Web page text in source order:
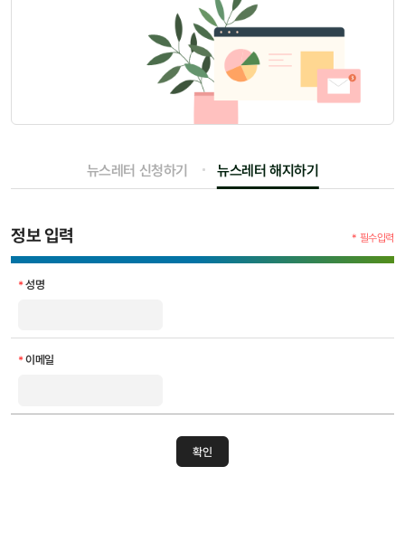
뉴스레터 신청하기 뉴스레터 해지하기
정보 입력 * 필수입력
입력에
-
성명,
*성명
*이메일
확인